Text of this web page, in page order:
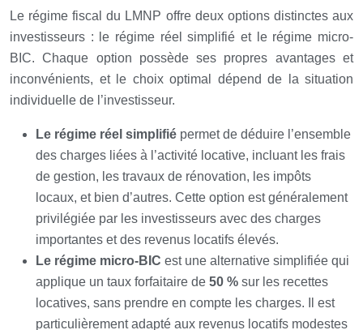
Le régime fiscal du LMNP offre deux options distinctes aux
investisseurs : le régime réel simplifié et le régime micro-
BIC. Chaque option possède ses propres avantages et
inconvénients, et le choix optimal dépend de la situation
individuelle de l’investisseur.
Le régime réel simplifié permet de déduire l’ensemble
des charges liées à l’activité locative, incluant les frais
de gestion, les travaux de rénovation, les impôts
locaux, et bien d’autres. Cette option est généralement
privilégiée par les investisseurs avec des charges
importantes et des revenus locatifs élevés.
Le régime micro-BIC est une alternative simplifiée qui
applique un taux forfaitaire de 50 % sur les recettes
locatives, sans prendre en compte les charges. Il est
particulièrement adapté aux revenus locatifs modestes